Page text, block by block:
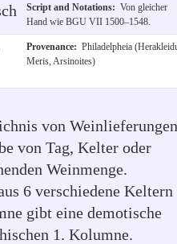
Script and Notations: Von gleicher
Hand wie BGU VII 1500–1548.
Provenance: Philadelpheia
Meris, Arsinoites)
von Weinlieferungen
von Tag, Kelter oder
Weinmenge.
6 verschiedene Keltern
gibt eine demotische
1. Kolumne.